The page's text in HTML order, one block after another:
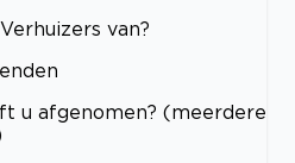
van?
u afgenomen? (meerdere